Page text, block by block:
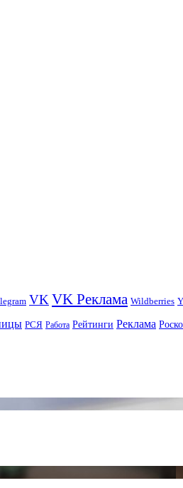
VKVK Реклама Wildberries
РСЯ Работа Рейтинги Реклама